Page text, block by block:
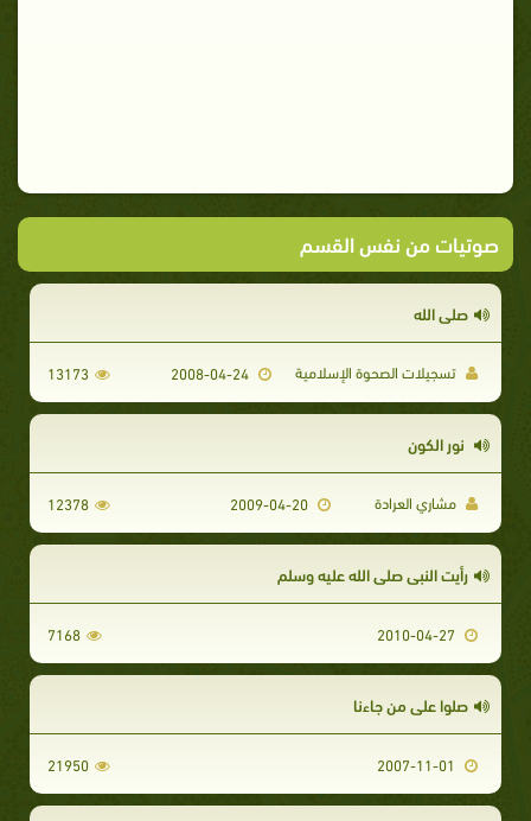
صوتيات من نفس القسم
صلى الله
تسجيلات الصحوة الإسلامية 2008-04-24
13173
نور الكون
مشاري العرادة 12378
رأيت النبي صلى الله عليه وسلم
7168
صلوا على من جاءنا
21950